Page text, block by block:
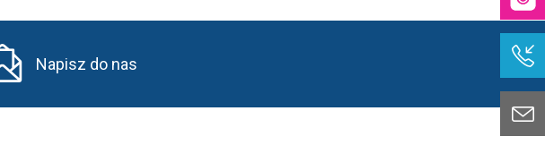
Napisz do nas